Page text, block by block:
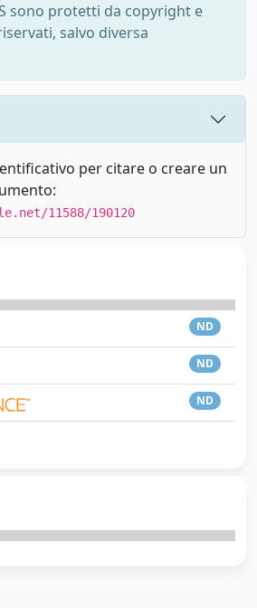
sono protetti da copyright e
salvo diversa
per citare o creare un
11588/190120
ND
ND
ND